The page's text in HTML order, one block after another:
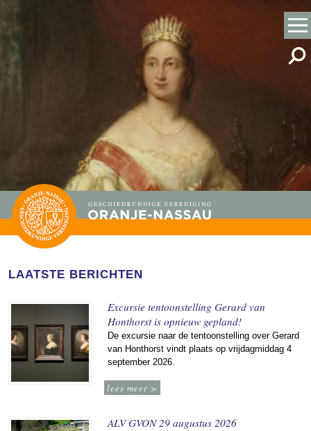
LAATSTE BERICHTEN
Excursie tentoonstelling Gerard van
Honthorst is opnieuw gepland!
De excursie naar de tentoonstelling over Gerard
van Honthorst vindt plaats op vrijdagmiddag 4
september 2026.
lees meer >
ALV GVON 29 augustus 2026